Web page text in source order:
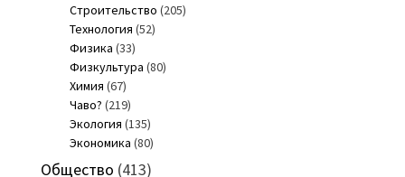
Строительство (205)
Технология (52)
Физика (33)
Физкультура (80)
Химия (67)
Чаво? (219)
Экология (135)
Экономика (80)
Общество (413)